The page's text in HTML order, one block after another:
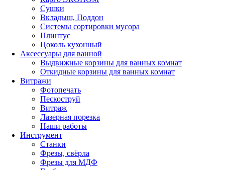
Сушки
Вкладыш, Поддон
Системы сортировки мусора
Плинтус
Цоколь кухонный
Аксессуары для ванной
Выдвижные корзины для ванных комнат
Откидные корзины для ванных комнат
Витражи
Фотопечать
Пескоструй
Витраж
Лазерная порезка
Наши работы
Инструмент
Станки
Фрезы, свёрла
Фрезы для МДФ